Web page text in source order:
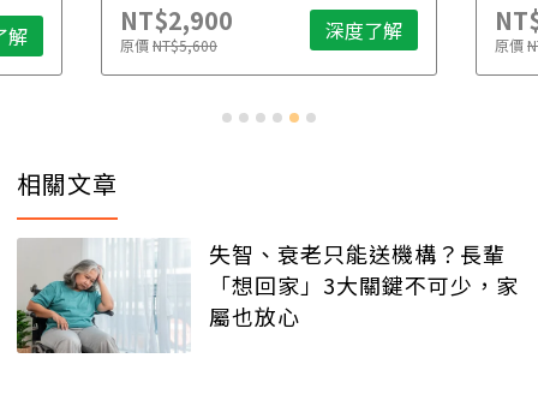
解 NT$2,900
原價NT$5,600 深度了解 原價
相關文章
失智、衰老只能送機構？長輩
「想回家」3大關鍵不可少，家
屬也放心